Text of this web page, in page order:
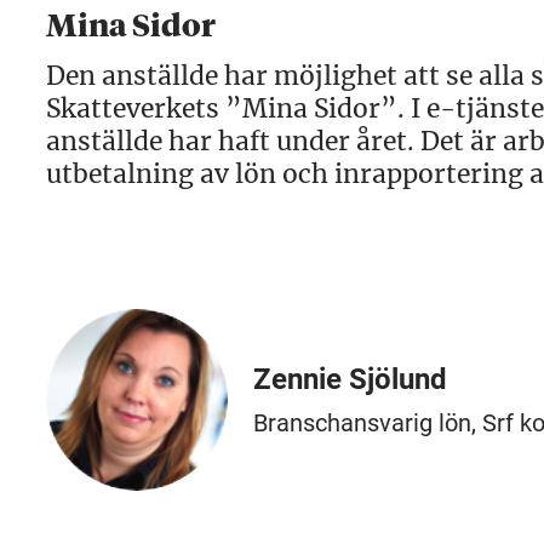
Mina Sidor
Den anställde har möjlighet att se alla
Skatteverkets ”Mina Sidor”. I e-
anställde har haft under året. Det är
utbetalning av lön och inrapportering
Zennie Sjölund
Branschansvarig lön, Srf